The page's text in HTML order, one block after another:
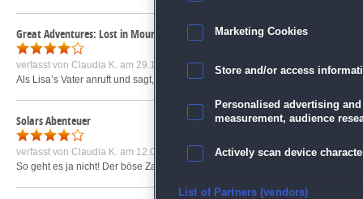
Great Adventures: Lost in Mountains
verfasst von Claudia K. am 29.11.2010 um 11:00
Als Lisa’s Vater anruft und sagt, er stecke in Schwierigkeiten, macht sie sich
Solars Abenteuer
verfasst von Claudia K. am 12.04.2013 um 16:36
So geht es ja nicht! Der böse Zauberer Grogan hat nach langer Suche ein
Marketing Cookies
Store and/or access
Personalised advertising
measurement, audience
Actively scan device
Ensure security, prevent
List of Partners (vendors)